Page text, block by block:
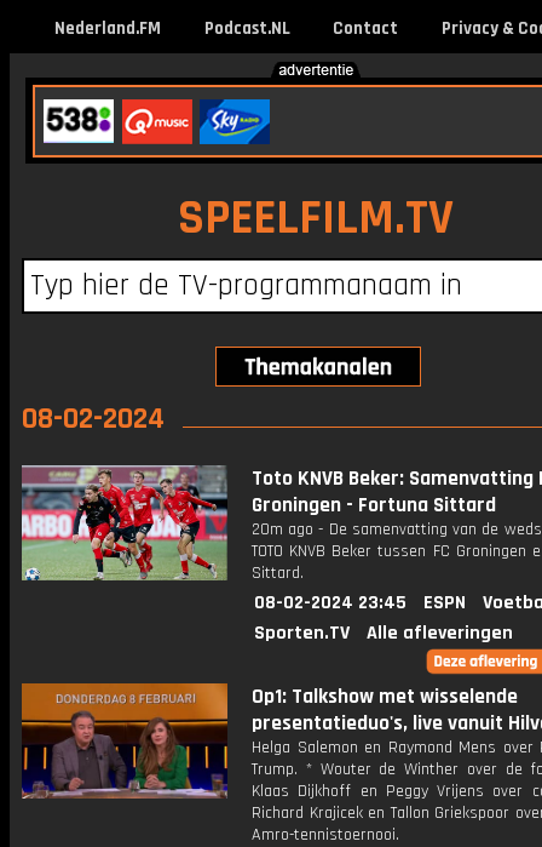
Nederland.FM Podcast.NL Contact Privacy &
SPEELFILM.TV
08-02-2024
Toto KNVB Beker: Samenvatting
Groningen - Fortuna Sittard
20m ago - De samenvatting van de
TOTO KNVB Beker tussen FC Groningen
Sittard.
08-02-2024 23:45 ESPN
Sporten.TV
Alle afleveringen
Op1: Talkshow met wisselende
presentatieduo's, live vanuit
Helga Salemon en Raymond Mens over
Trump. * Wouter de Winther over de
Klaas Dijkhoff en Peggy Vrijens over
Richard Krajicek en Tallon Griekspoor
Amro-tennistoernooi.